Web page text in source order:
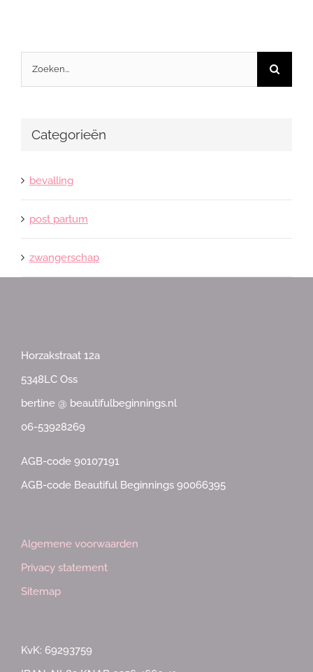
Zoeken
naar:
Categorieën
bevalling
post partum
zwangerschap
Horzakstraat 12a
5348LC Oss
bertine @ beautifulbeginnings.nl
06-53928269
AGB-code 90107191
AGB-code Beautiful Beginnings 90066395
Algemene voorwaarden
Privacy statement
Sitemap
KvK: 69293759